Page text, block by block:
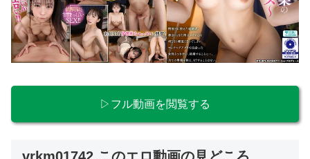
▷フル動画を閲覧する